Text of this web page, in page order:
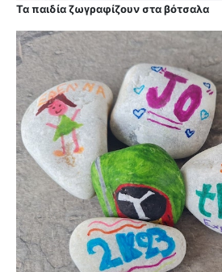
Τα παιδία ζωγραφίζουν στα βότσαλα